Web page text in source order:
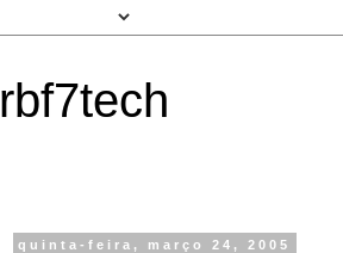
rbf7tech
quinta-feira, março 24, 2005